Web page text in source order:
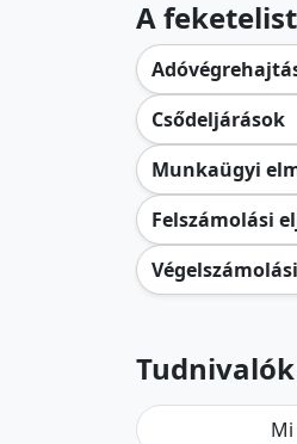
A
Csődeljárások
Munkaügyi
Felszámolási